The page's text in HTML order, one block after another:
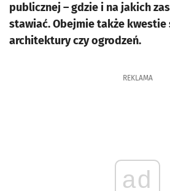
publicznej – gdzie i na jakich
stawiać. Obejmie także kwestie
architektury czy ogrodzeń.
REKLAMA
ad